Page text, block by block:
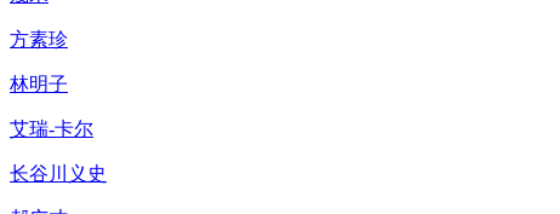
方素珍
林明子
艾瑞-卡尔
长谷川义史